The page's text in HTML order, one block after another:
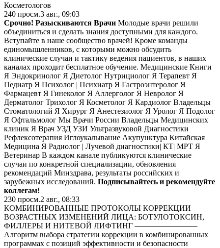
Косметологов
240 просм.3 авг., 09:03
Срочно! Разыскиваются Врачи Молодые врачи решили
объединиться и сделать знания доступными для каждого.
Вступайте в наше сообщество врачей! Кроме команды
единомышленников, с которыми можно обсудить
клинические случаи и тактику ведения пациентов, в наших
каналах проходит бесплатное обучение. Медицинские Книги
Я Эндокринолог Я Диетолог Нутрициолог Я Терапевт Я
Педиатр Я Психолог | Психиатр Я Гастроэнтеролог Я
Фармацевт Я Гинеколог Я Аллерголог Я Невролог Я
Дерматолог Трихолог Я Косметолог Я Кардиолог Владельцы
Стоматологий Я Хирург Я Анестезиолог Я Уролог Я Подолог
Я Офтальмолог Мы Врачи России Владельцы Медицинских
клиник Я Врач УЗД УЗИ Ультразвуковой Диагностики
Рефлексотерапия Иглоукалывание Акупунктура Китайская
Медицина Я Радиолог | Лучевой диагностики| КТ| МРТ Я
Ветеринар В каждом канале публикуются клинические
случаи по конкретной специализации, обновления
рекомендаций Минздрава, результаты российских и
зарубежных исследований. Подписывайтесь и рекомендуйте
коллегам!
230 просм.2 авг., 08:33
КОМБИНИРОВАННЫЕ ПРОТОКОЛЫ КОРРЕКЦИИ
ВОЗРАСТНЫХ ИЗМЕНЕНИЙ ЛИЦА: БОТУЛОТОКСИН,
ФИЛЛЕРЫ И НИТЕВОЙ ЛИФТИНГ ————————
Алгоритм выбора стратегии коррекции в комбинированных
программах с позиций эффективности и безопасности